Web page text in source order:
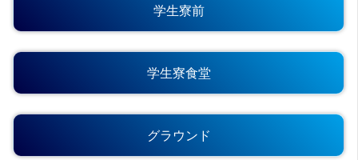
学生寮前
学生寮食堂
グラウンド